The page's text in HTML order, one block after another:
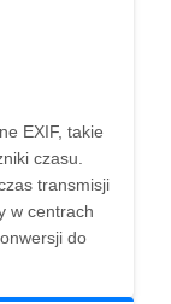
EXIF, takie
czasu.
transmisji
w centrach
do